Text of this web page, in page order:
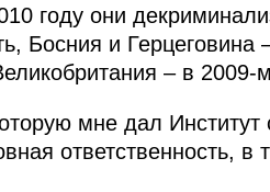
году они
Босния и
– в 2009-
мне дал
ответственность,